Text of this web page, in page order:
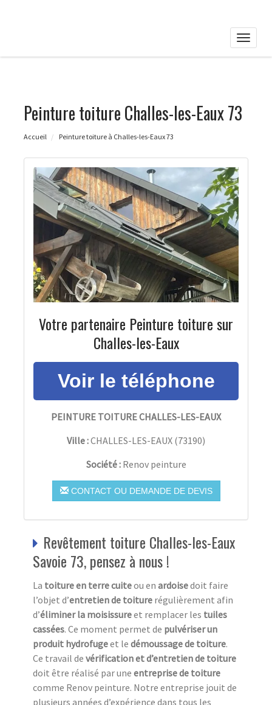
Toggle
Peinture toiture Challes-les-Eaux 73
Accueil Peinture toiture à Challes-les-Eaux 73
Votre partenaire Peinture toiture sur
Challes-les-Eaux
PEINTURE TOITURE CHALLES-LES-EAUX
Ville :CHALLES-LES-EAUX (73190)
Société : Renov peinture
CONTACT OU DEMANDE DE DEVIS
Revêtement toiture Challes-les-Eaux
Savoie 73, pensez à nous !
La toiture en terre cuiteou en ardoisedoit faire
l’objet d’entretien de toiture régulièrement afin
d’éliminer la moisissureet remplacer les tuiles
cassées. Ce moment permet de pulvériser un
produit hydrofugeet le démoussage de toiture.
Ce travail de vérification et d’entretien de toiture
doit être réalisé par une entreprise de toiture
comme Renov peinture. Notre entreprise jouit de
plusieurs années d’expérience dans tous les